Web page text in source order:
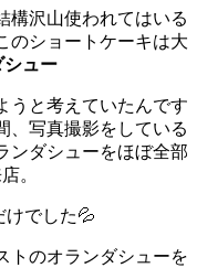
構沢山使われてはいる
のショートケーキは大
シュー
うと考えていたんです
、写真撮影をしている
ンダシューをほぼ全部
。
けでした💦
トのオランダシューを